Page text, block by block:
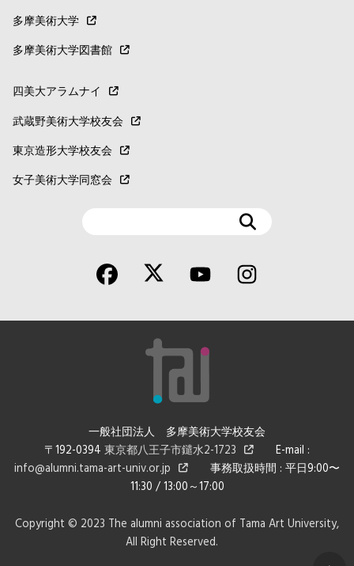
多摩美術大学
多摩美術大学図書館
四美大アラムナイ
武蔵野美術大学校友会
東京造形大学校友会
女子美術大学同窓会
一般社団法人 多摩美術大学校友会
〒192-0394 東京都八王子市鑓水2-1723
E-mail :
info@alumni.tama-art-univ.or.jp
事務取扱時間 : 平日9:00〜
11:30 / 13:00～17:00
Copyright © 2023 The alumni association of Tama Art University,
All Right Reserved.